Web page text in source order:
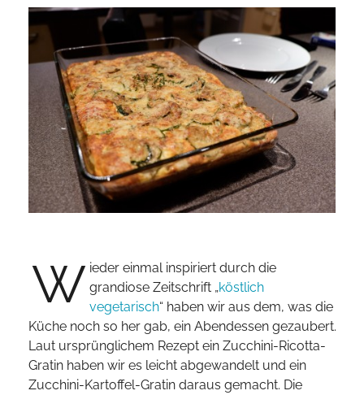
W ieder einmal inspiriert durch die
grandiose Zeitschrift „köstlich
vegetarisch“ haben wir aus dem, was die
Küche noch so her gab, ein Abendessen gezaubert.
Laut ursprünglichem Rezept ein Zucchini-Ricotta-
Gratin haben wir es leicht abgewandelt und ein
Zucchini-Kartoffel-Gratin daraus gemacht. Die